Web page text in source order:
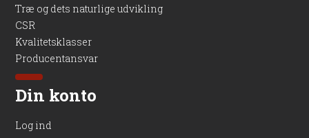
Træ og dets naturlige udvikling
CSR
Kvalitetsklasser
Producentansvar
Din konto
Log ind